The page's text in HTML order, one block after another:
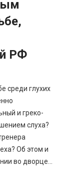
РФ
среди глухих
и греко-
слуха?
Об этом и
во дворце...